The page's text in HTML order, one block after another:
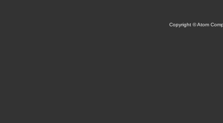
Copyright © Atom